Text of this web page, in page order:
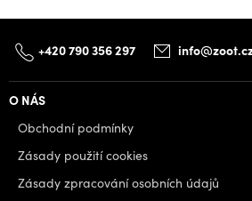
+420 790 356 297
O NÁS
Obchodní podmínky
Zásady použití cookies
Zásady zpracování osobních údajů